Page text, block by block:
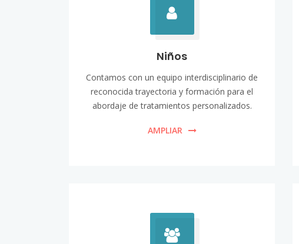
Niños
Contamos con un equipo interdisciplinario de
reconocida trayectoria y formación para el
abordaje de tratamientos personalizados.
AMPLIAR